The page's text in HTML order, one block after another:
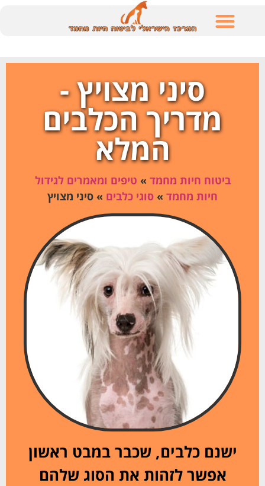
סיני מצויץ -
מדריך הכלבים
המלא
ביטוח חיות מחמד » טיפים ומאמרים לגידול
חיות מחמד » סוגי כלבים » סיני מצויץ
ישנם כלבים, שכבר במבט ראשון
אפשר לזהות את הסוג שלהם